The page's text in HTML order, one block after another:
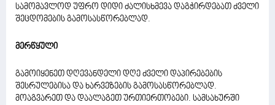
სამომავლოდ უფრო დიდი ძალისხმევა დაგჭირდებათ ძველი
შეცდომების გამოსასწორებლად.
მერწყული
გამოიყენეთ დღევანდელი დღე ძველი დაპირებების
შესრულებისა და ხარვეზების გამოსასწორებლად.
მოაგვარეთ და დაალაგეთ ურთიერთობები. სამსახურში